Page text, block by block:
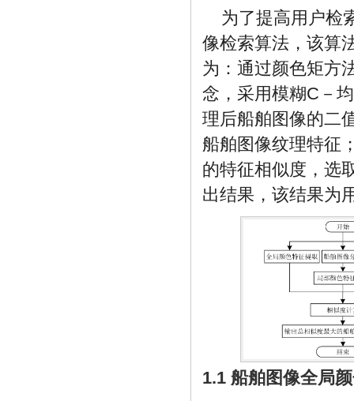
为了提高用户检
像检索算法，该算
为：通过颜色矩方
念，采用模糊C－
理后船舶图像的二
船舶图像纹理特征
的特征相似度，选
出结果，该结果为
1.1 船舶图像全局